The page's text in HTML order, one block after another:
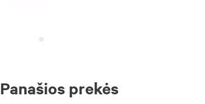
Panašios prekės